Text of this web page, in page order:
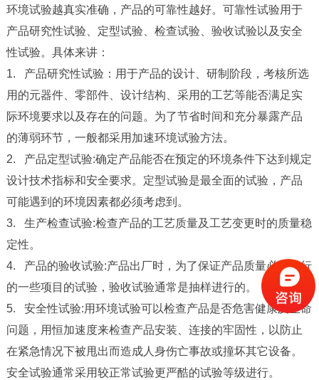
环境试验越真实准确，产品的可靠性越好。 可靠性试验用于
产品研究性试验、定型试验、检查试验、验收试验以及安全
性试验。具体来讲：
1. 产品研究性试验：用于产品的设计、研制阶段，考核所选
用的元器件、零部件、设计结构、采用的工艺等能否满足实
际环境要求以及存在的问题。为了节省时间和充分暴露产品
的薄弱环节，一般都采用加速环境试验方法。
2. 产品定型试验:确定产品能否在预定的环境条件下达到规定
设计技术指标和安全要求。定型试验是最全面的试验，产品
可能遇到的环境因素都必须考虑到。
3. 生产检查试验:检查产品的工艺质量及工艺变更时的质量稳
定性。
4. 产品的验收试验:产品出厂时，为了保证产品质量必须进行
的一些项目的试验，验收试验通常是抽样进行的。
5. 安全性试验:用环境试验可以检查产品是否危害健康及生命
问题，用恒加速度来检查产品安装、连接的牢固性，以防止
在紧急情况下被甩出而造成人身伤亡事故或撞坏其它设备。
安全试验通常采用较正常试验更严酷的试验等级进行。